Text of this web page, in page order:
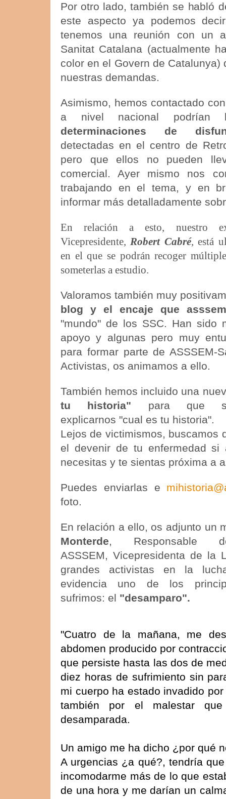
Por otro lado, también se habló
este aspecto ya podemos
tenemos una reunión con un
Sanitat Catalana (actualmente
color en el Govern de Catalunya)
nuestras demandas.
Asimismo, hemos contactado
a nivel nacional
determinaciones de
detectadas en el centro de
pero que ellos no pueden
comercial. Ayer mismo nos
trabajando en el tema, y en
informar más detalladamente
En relación a esto, nuestro
Vicepresidente,Robert Cabré, está
en el que se podrán recoger
someterlas a estudio.
Valoramos también muy
blog y el encaje que asssem
"mundo" de los SSC. Han sido
apoyo y algunas pero muy
para formar parte de ASSSEM-
Activistas, os animamos a ello.
También hemos incluido una
tu historia" para que si
explicarnos "cual es tu historia".
Lejos de victimismos, buscamos
el devenir de tu enfermedad
necesitas y te sientas próxima a
Puedes enviarlas e
foto.
En relación a ello, os adjunto un
Monterde, Responsable
ASSSEM, Vicepresidenta de la
grandes activistas en la
evidencia uno de los
sufrimos: el "desamparo".
"Cuatro de la mañana, me
abdomen producido por
que persiste hasta las dos de
diez horas de sufrimiento sin
mi cuerpo ha estado invadido
también por el malestar
desamparada.
Un amigo me ha dicho ¿por qué
A urgencias ¿a qué?, tendría
incomodarme más de lo que
de una hora y me darían un